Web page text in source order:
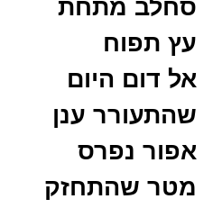
סחלב מתחת
עץ תפוח
אל דום היום
שהתעורר ענן
אפור נפרס
מטר שהתחזק